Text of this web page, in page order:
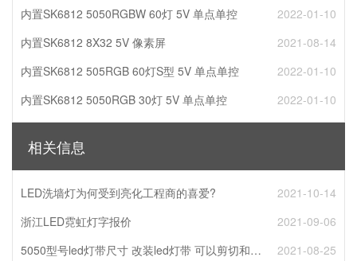
内置SK6812 5050RGBW 60灯 5V 单点单控
2022-01-10
内置SK6812 8X32 5V 像素屏
2021-08-14
内置SK6812 505RGB 60灯S型 5V 单点单控
2022-01-10
内置SK6812 5050RGB 30灯 5V 单点单控
2022-01-10
相关信息
LED洗墙灯为何受到亮化工程商的喜爱?
2021-10-14
浙江LED霓虹灯字报价
2021-09-06
5050型号led灯带尺寸 改装led灯带 可以剪切和延接
2021-08-25